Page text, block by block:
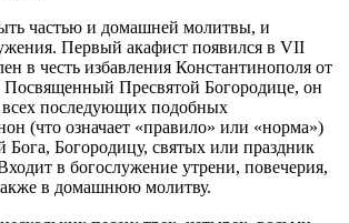
частью и домашней молитвы, и
Первый акафист появился в VII
в честь избавления Константинополя от
Посвященный Пресвятой Богородице, он
всех последующих подобных
(что означает «правило» или «норма»)
Богородицу, святых или праздник
в богослужение утрени, повечерия,
в домашнюю молитву.